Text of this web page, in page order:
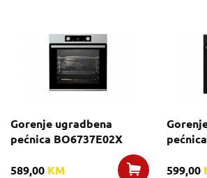
Gorenje ugradbena
pećnica BO6737E02X
589,00 KM 599,00